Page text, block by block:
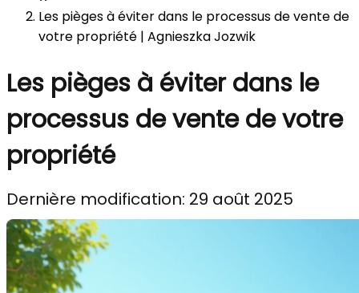
Les pièges à éviter dans le processus de vente de
votre propriété | Agnieszka Jozwik
Les pièges à éviter dans le
processus de vente de votre
propriété
Dernière modification: 29 août 2025